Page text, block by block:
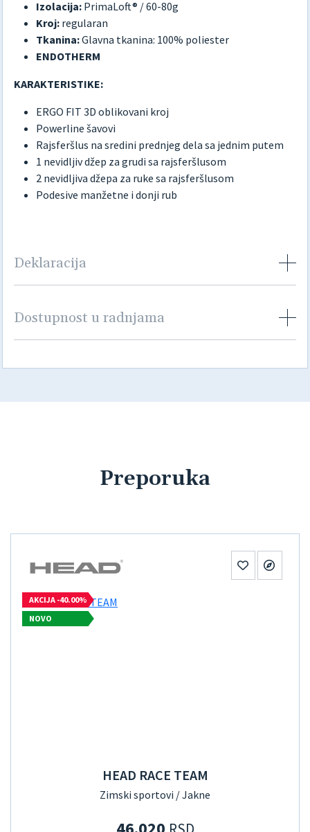
Izolacija: PrimaLoft® / 60-80g
Kroj: regularan
Tkanina:Glavna tkanina: 100% poliester
ENDOTHERM
KARAKTERISTIKE:
ERGO FIT 3D oblikovani kroj
Powerline šavovi
Rajsferšlus na sredini prednjeg dela sa jednim putem
1 nevidljiv džep za grudi sa rajsferšlusom
2 nevidljiva džepa za ruke sa rajsferšlusom
Podesive manžetne i donji rub
Deklaracija
Dostupnost u radnjama
Preporuka
AKCIJA -40.00%
NOVO
HEAD RACE TEAM
Zimski sportovi / Jakne